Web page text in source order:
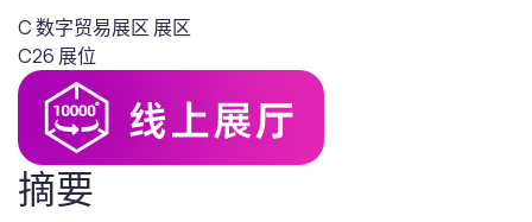
C 数字贸易展区 展区
C26 展位
摘要